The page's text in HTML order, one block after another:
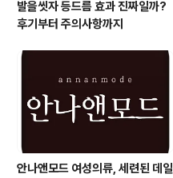
발을씻자 등드름 효과 진짜일까?
후기부터 주의사항까지
안나앤모드 여성의류, 세련된 데일